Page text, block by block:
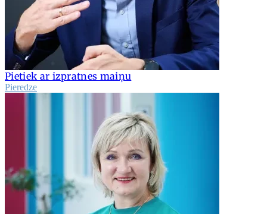
Pietiek ar izpratnes maiņu
Pieredze